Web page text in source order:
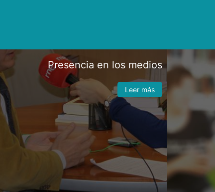
Presencia en los medios
Leer más